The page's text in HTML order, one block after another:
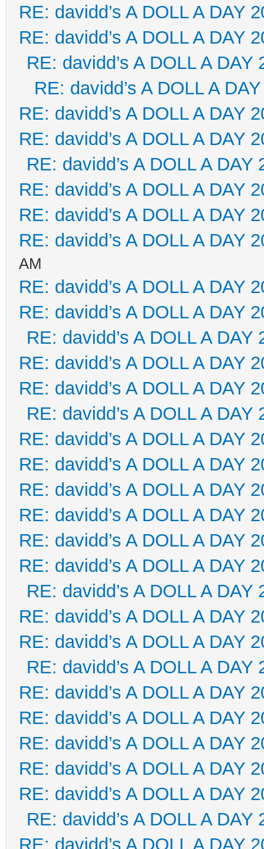
RE: davidd’s A DOLL A DAY
RE: davidd’s A DOLL A DAY
RE: davidd’s A DOLL A DAY
RE: davidd’s A DOLL A
RE: davidd’s A DOLL A DAY
RE: davidd’s A DOLL A DAY
RE: davidd’s A DOLL A DAY
RE: davidd’s A DOLL A DAY
RE: davidd’s A DOLL A DAY
RE: davidd’s A DOLL A DAY
AM
RE: davidd’s A DOLL A DAY
RE: davidd’s A DOLL A DAY
RE: davidd’s A DOLL A DAY
RE: davidd’s A DOLL A DAY
RE: davidd’s A DOLL A DAY
RE: davidd’s A DOLL A DAY
RE: davidd’s A DOLL A DAY
RE: davidd’s A DOLL A DAY
RE: davidd’s A DOLL A DAY
RE: davidd’s A DOLL A DAY
RE: davidd’s A DOLL A DAY
RE: davidd’s A DOLL A DAY
RE: davidd’s A DOLL A DAY
RE: davidd’s A DOLL A DAY
RE: davidd’s A DOLL A DAY
RE: davidd’s A DOLL A DAY
RE: davidd’s A DOLL A DAY
RE: davidd’s A DOLL A DAY
RE: davidd’s A DOLL A DAY
RE: davidd’s A DOLL A DAY
RE: davidd’s A DOLL A DAY
RE: davidd’s A DOLL A DAY
RE: davidd’s A DOLL A DAY